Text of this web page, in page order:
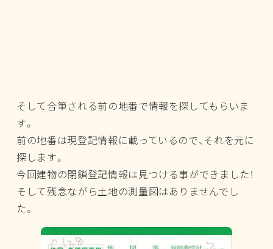
そして合筆される前の地番で情報を探してもらいま
す。
前の地番は現登記情報に載っているので、それを元に
探します。
今回建物の閉鎖登記情報は見つける事ができました！
そして残念ながら土地の測量図はありませんでし
た。